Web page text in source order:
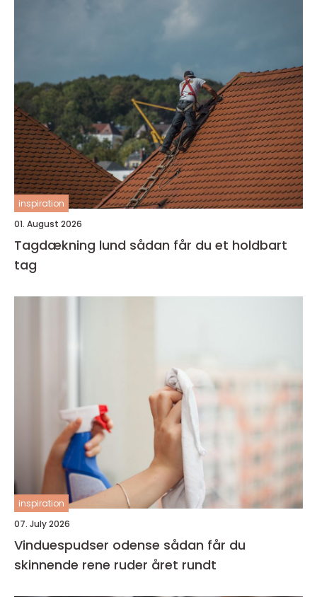
inspiration
01. August 2026
Tagdækning lund sådan får du et holdbart
tag
inspiration
07. July 2026
Vinduespudser odense sådan får du
skinnende rene ruder året rundt